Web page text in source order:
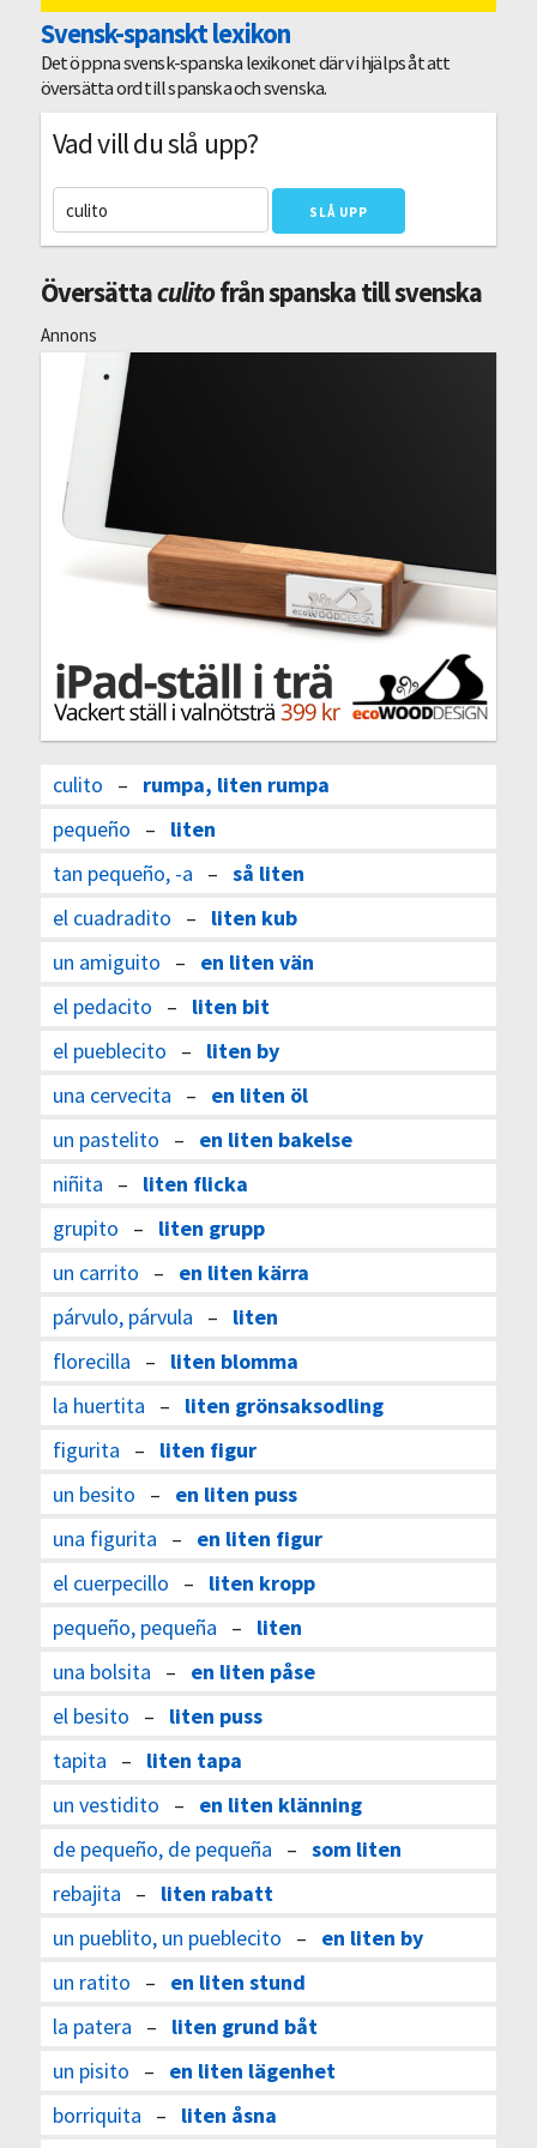
Svensk-spanskt lexikon
Det öppna svensk-spanska lexikonet där vi hjälps åt att
översätta ord till spanska och svenska.
Vad vill du slå upp?
Översättaculitofrån spanska till svenska
Annons
culito – rumpa, liten rumpa
pequeño – liten
tan pequeño, -a – så liten
el cuadradito – liten kub
un amiguito – en liten vän
el pedacito – liten bit
el pueblecito – liten by
una cervecita – en liten öl
un pastelito – en liten bakelse
niñita – liten flicka
grupito – liten grupp
un carrito – en liten kärra
párvulo, párvula – liten
florecilla – liten blomma
la huertita – liten grönsaksodling
figurita – liten figur
un besito – en liten puss
una figurita – en liten figur
el cuerpecillo – liten kropp
pequeño, pequeña – liten
una bolsita – en liten påse
el besito – liten puss
tapita – liten tapa
un vestidito – en liten klänning
de pequeño, de pequeña – som liten
rebajita – liten rabatt
un pueblito, un pueblecito – en liten by
un ratito – en liten stund
la patera – liten grund båt
un pisito – en liten lägenhet
borriquita – liten åsna